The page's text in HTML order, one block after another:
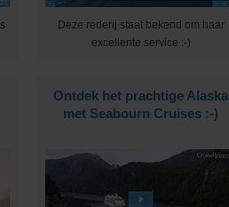
Deze rederij staat bekend om haar
excellente service :-)
Ontdek het prachtige Alaska
met Seabourn Cruises :-)